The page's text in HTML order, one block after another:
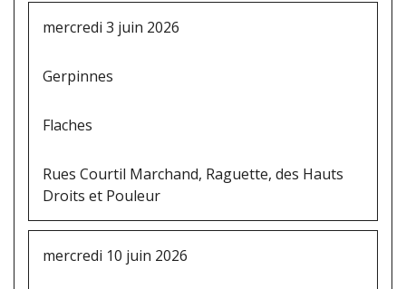
mercredi 3 juin 2026
Gerpinnes
Flaches
Rues Courtil Marchand, Raguette, des Hauts
Droits et Pouleur
mercredi 10 juin 2026